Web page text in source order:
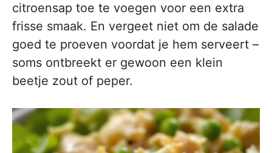
citroensap toe te voegen voor een extra
frisse smaak. En vergeet niet om de salade
goed te proeven voordat je hem serveert –
soms ontbreekt er gewoon een klein
beetje zout of peper.